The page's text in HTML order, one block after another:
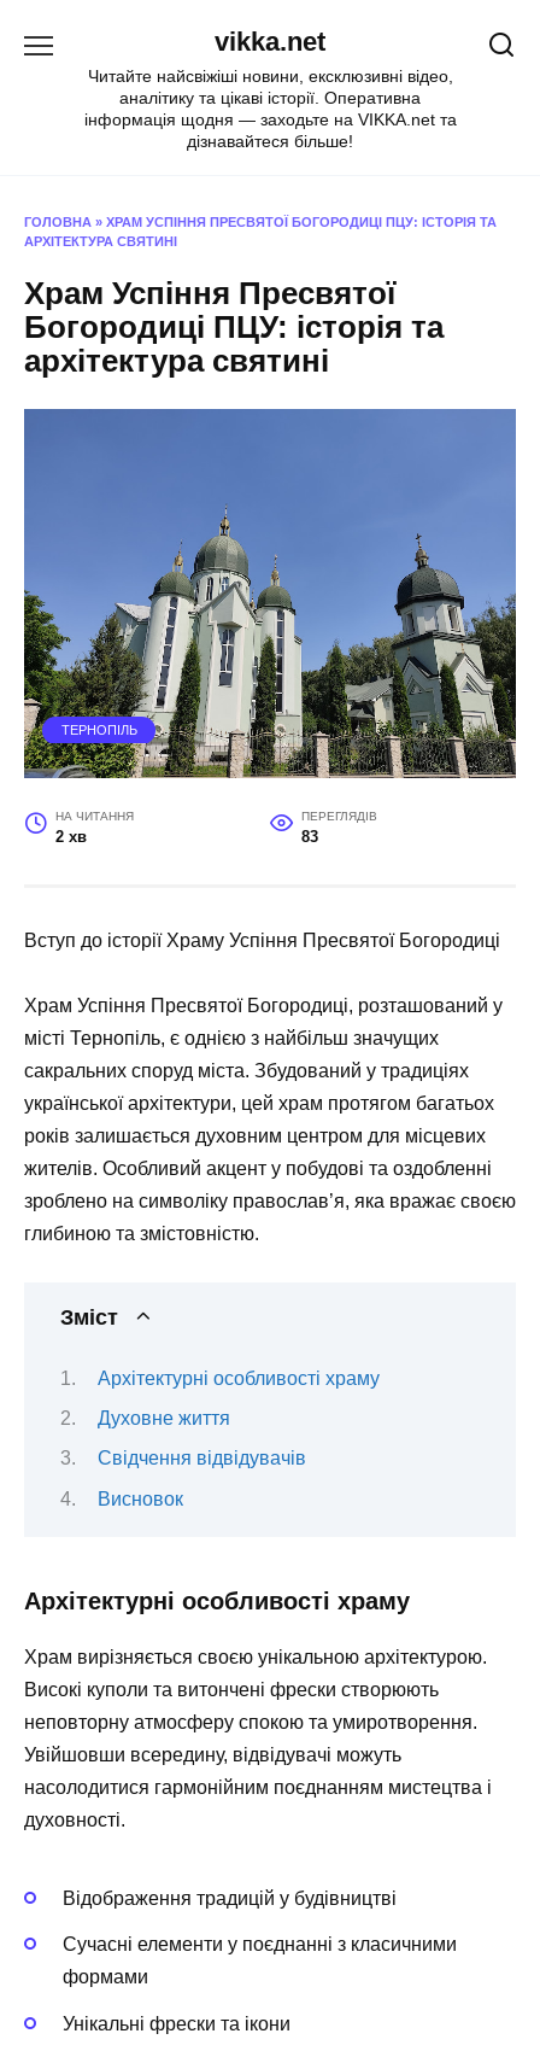
vikka.net
Читайте найсвіжіші новини, ексклюзивні відео,
аналітику та цікаві історії. Оперативна
інформація щодня — заходьте на VIKKA.net та
дізнавайтеся більше!
ГОЛОВНА » ХРАМ УСПІННЯ ПРЕСВЯТОЇ БОГОРОДИЦІ ПЦУ: ІСТОРІЯ ТА
АРХІТЕКТУРА СВЯТИНІ
Храм Успіння Пресвятої
Богородиці ПЦУ: історія та
архітектура святині
ТЕРНОПІЛЬ
НА ЧИТАННЯ
2 хв
ПЕРЕГЛЯДІВ
83
Вступ до історії Храму Успіння Пресвятої Богородиці
Храм Успіння Пресвятої Богородиці, розташований у
місті Тернопіль, є однією з найбільш значущих
сакральних споруд міста. Збудований у традиціях
української архітектури, цей храм протягом багатьох
років залишається духовним центром для місцевих
жителів. Особливий акцент у побудові та оздобленні
зроблено на символіку православ’я, яка вражає своєю
глибиною та змістовністю.
Зміст
Архітектурні особливості храму
Духовне життя
Свідчення відвідувачів
Висновок
Архітектурні особливості храму
Храм вирізняється своєю унікальною архітектурою.
Високі куполи та витончені фрески створюють
неповторну атмосферу спокою та умиротворення.
Увійшовши всередину, відвідувачі можуть
насолодитися гармонійним поєднанням мистецтва і
духовності.
Відображення традицій у будівництві
Сучасні елементи у поєднанні з класичними
формами
Унікальні фрески та ікони